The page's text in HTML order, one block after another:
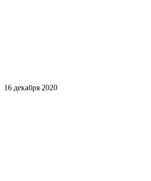
16 декабря 2020